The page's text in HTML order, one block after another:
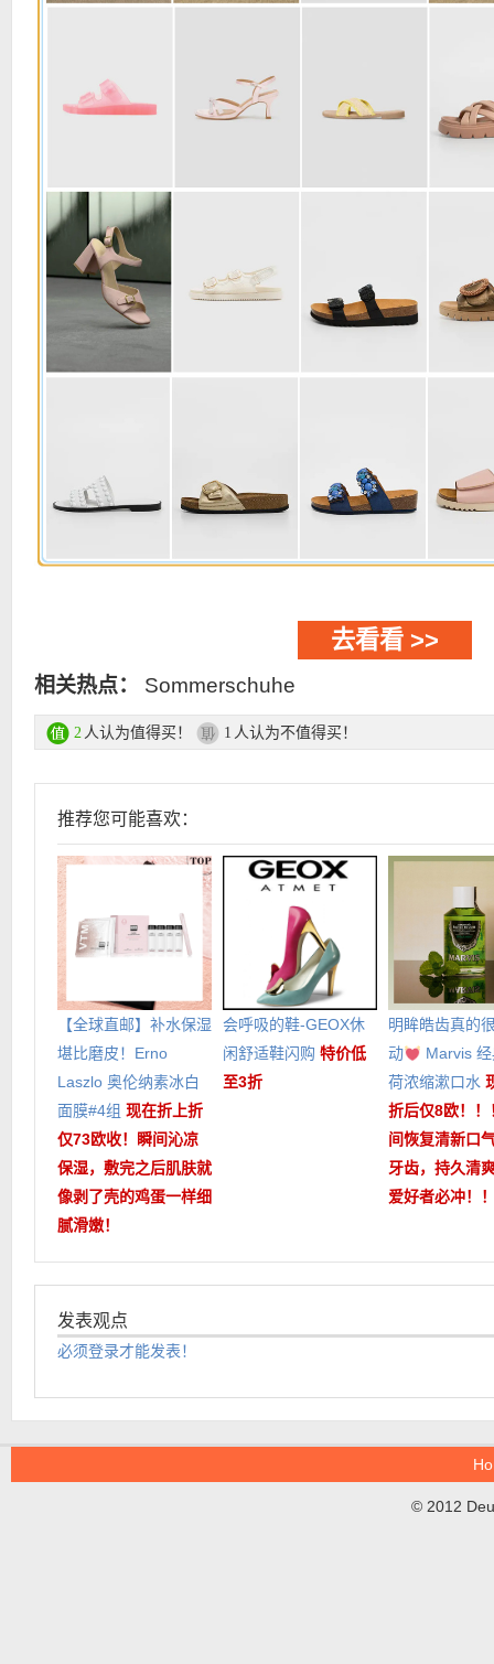
去看看 >>
相关热点： Sommerschuhe
2 人认为值得买！ 1 人认为不值得买！
推荐您可能喜欢：
【全球直邮】补水保湿
堪比磨皮！Erno
Laszlo 奥伦纳素冰白
面膜#4组 现在折上折
仅73欧收！瞬间沁凉
保湿，敷完之后肌肤就
像剥了壳的鸡蛋一样细
腻滑嫩！
会呼吸的鞋-GEOX休
闲舒适鞋闪购 特价低
至3折
明眸皓齿真的
动
Marvis
荷浓缩漱口水
折后仅8欧！！
间恢复清新口
牙齿，持久清
爱好者必冲！
发表观点
必须登录才能发表！
© 2012